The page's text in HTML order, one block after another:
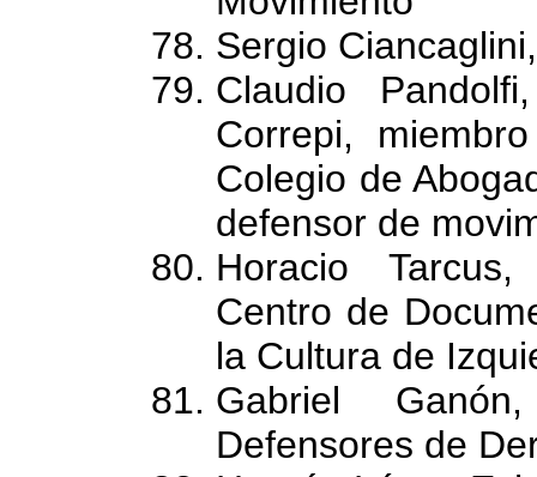
Sergio
Claudio
Correpi,
Colegio de
defensor de
Horacio
Centro de
la Cultura de
Gabriel
Defensores de